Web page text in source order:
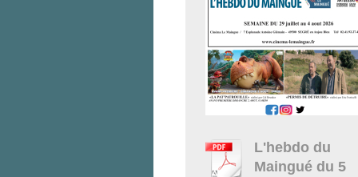
L'hebdo du
Maingué du 5